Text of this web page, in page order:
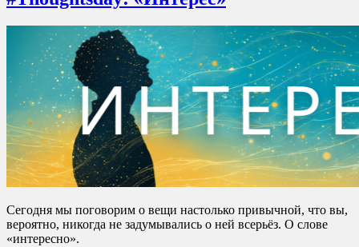
Сегодня мы поговорим о вещи настолько привычной, что вы,
вероятно, никогда не задумывались о ней всерьёз. О слове
«интересно».